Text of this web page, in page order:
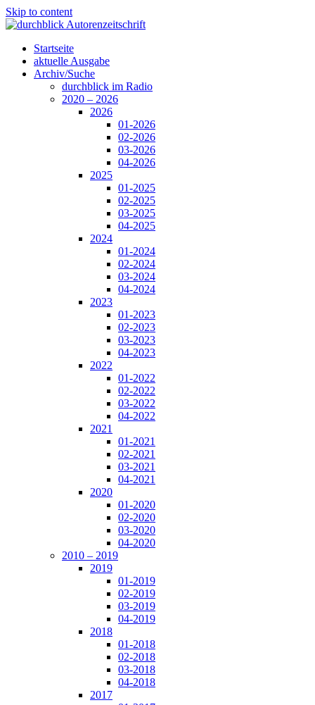
Skip to content
Startseite
aktuelle Ausgabe
Archiv/Suche
durchblick im Radio
2020 – 2026
2026
01-2026
02-2026
03-2026
04-2026
2025
01-2025
02-2025
03-2025
04-2025
2024
01-2024
02-2024
03-2024
04-2024
2023
01-2023
02-2023
03-2023
04-2023
2022
01-2022
02-2022
03-2022
04-2022
2021
01-2021
02-2021
03-2021
04-2021
2020
01-2020
02-2020
03-2020
04-2020
2010 – 2019
2019
01-2019
02-2019
03-2019
04-2019
2018
01-2018
02-2018
03-2018
04-2018
2017